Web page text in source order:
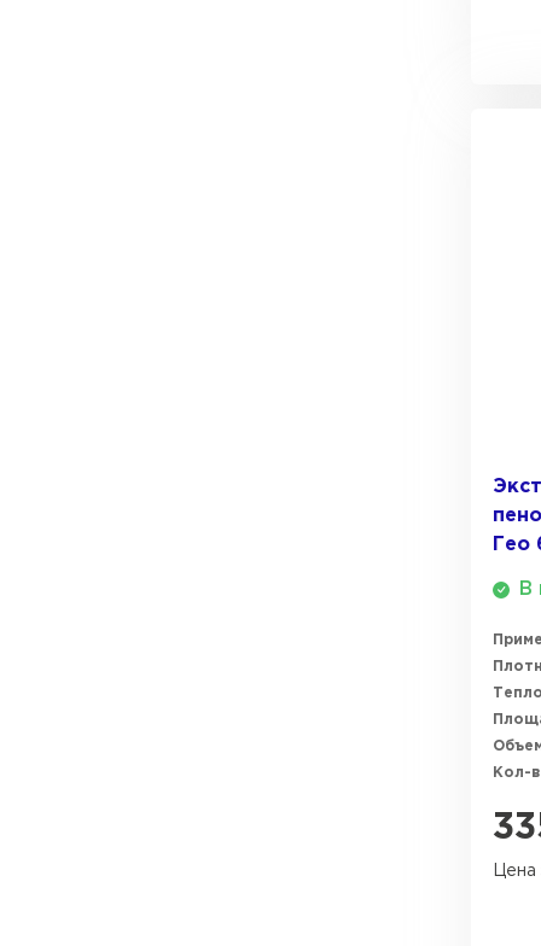
Гео
В
Кол-
Цена